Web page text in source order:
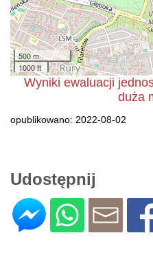
500 m
1000 ft
Wyniki ewaluacji
duża
opublikowano: 2022-08-02
Udostępnij